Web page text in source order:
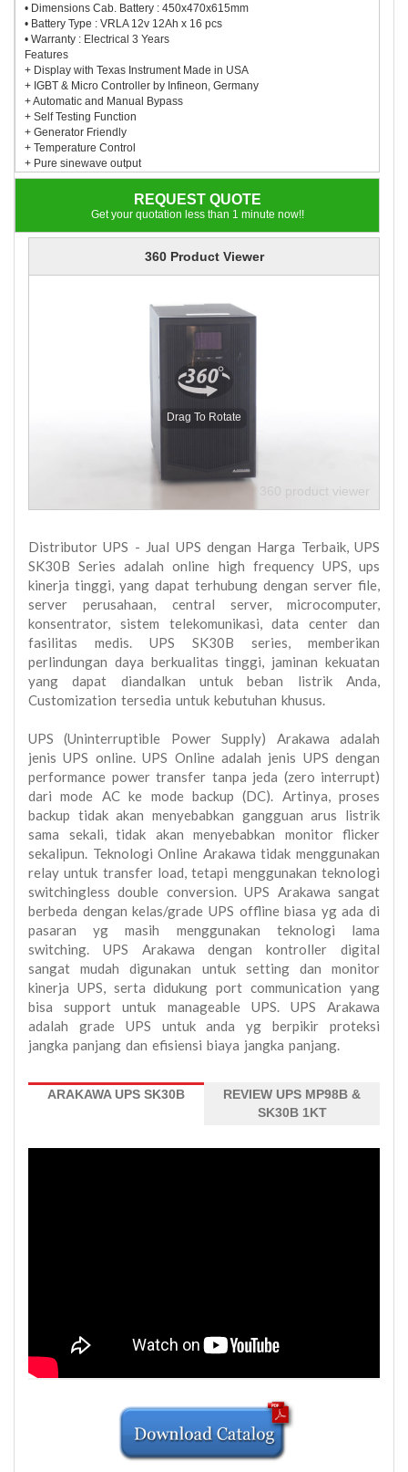
• Dimensions Cab. Battery : 450x470x615mm
• Battery Type : VRLA 12v 12Ah x 16 pcs
• Warranty : Electrical 3 Years
Features
+ Display with Texas Instrument Made in USA
+ IGBT & Micro Controller by Infineon, Germany
+ Automatic and Manual Bypass
+ Self Testing Function
+ Generator Friendly
+ Temperature Control
+ Pure sinewave output
REQUEST QUOTE
Get your quotation less than 1 minute now!!
360 Product Viewer
360 product viewer
Drag To Rotate
Distributor UPS - Jual UPS dengan Harga Terbaik, UPS
SK30B Series adalah online high frequency UPS, ups
kinerja tinggi, yang dapat terhubung dengan server file,
server perusahaan, central server, microcomputer,
konsentrator, sistem telekomunikasi, data center dan
fasilitas medis. UPS SK30B series, memberikan
perlindungan daya berkualitas tinggi, jaminan kekuatan
yang dapat diandalkan untuk beban listrik Anda,
Customization tersedia untuk kebutuhan khusus.
UPS (Uninterruptible Power Supply) Arakawa adalah
jenis UPS online. UPS Online adalah jenis UPS dengan
performance power transfer tanpa jeda (zero interrupt)
dari mode AC ke mode backup (DC). Artinya, proses
backup tidak akan menyebabkan gangguan arus listrik
sama sekali, tidak akan menyebabkan monitor flicker
sekalipun. Teknologi Online Arakawa tidak menggunakan
relay untuk transfer load, tetapi menggunakan teknologi
switchingless double conversion. UPS Arakawa sangat
berbeda dengan kelas/grade UPS offline biasa yg ada di
pasaran yg masih menggunakan teknologi lama
switching. UPS Arakawa dengan kontroller digital
sangat mudah digunakan untuk setting dan monitor
kinerja UPS, serta didukung port communication yang
bisa support untuk manageable UPS. UPS Arakawa
adalah grade UPS untuk anda yg berpikir proteksi
jangka panjang dan efisiensi biaya jangka panjang.
ARAKAWA UPS SK30B
REVIEW UPS MP98B &
SK30B 1KT